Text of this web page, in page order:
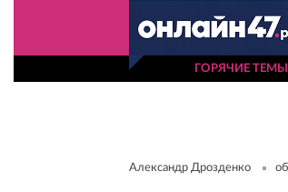
ГОРЯЧИЕ ТЕМЫ
Александр Дрозденко